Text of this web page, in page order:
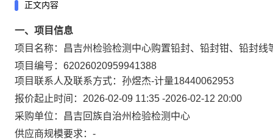
正文内容
一、项目信息
项目名称：
昌吉州检验检测中心购置铅封、铅封钳、铅封线
项目编号： 62026020959941388
项目联系人及联系方式： 孙煜杰-计量18440062953
报价起止时间： 2026-02-09 11:35 -2026-02-12 20:00
采购单位：
昌吉回族自治州检验检测中心
供应商规模要求： -